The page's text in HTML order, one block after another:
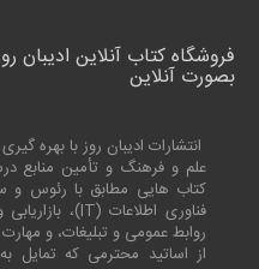
فروشگاه کتاب آنلاین ادیبان
بصورت آنلاین
انتشارات ادیبان روز با بهره
علم و فرهنگ و تأمین منابع
کتاب هایی مطابق با رئوس و
فناوری اطلاعات (IT)،
روابط عمومی و تبلیغات، و
از اساتید محترمی که تمایل